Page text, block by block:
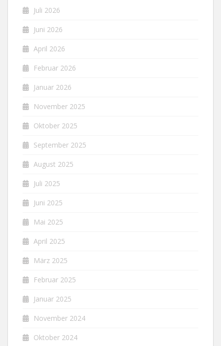
Juli 2026
Juni 2026
April 2026
Februar 2026
Januar 2026
November 2025
Oktober 2025
September 2025
August 2025
Juli 2025
Juni 2025
Mai 2025
April 2025
März 2025
Februar 2025
Januar 2025
November 2024
Oktober 2024